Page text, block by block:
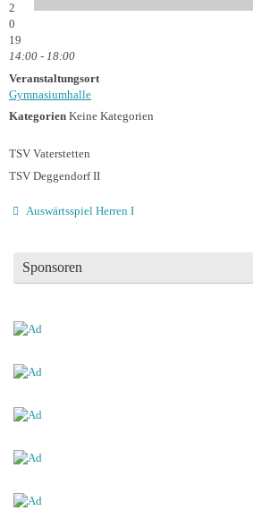
2
0
19
14:00 - 18:00
Veranstaltungsort
Gymnasiumhalle
Kategorien Keine Kategorien
TSV Vaterstetten
TSV Deggendorf II
Auswärtsspiel Herren I
Sponsoren